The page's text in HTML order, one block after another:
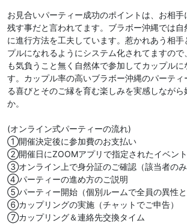
お見合いパーティー成功のポイントは、お相手
残す事だと言われてます。ブラボー沖縄では自
に進行方法を工夫しています。惹かれあう相手
プルになれるようにシステム化されてますの
も気負うこと無く自然体で参加してカップル
す。カップル率の高いブラボー沖縄のパーティ
る喜びとそのご縁を育む楽しみを実感しなが
か。
(オンライン式パーティーの流れ)
①開催決定後に参加費のお支払い
②開催日にZOOMアプリで指定されたイベン
③オンライン上で身分証のご確認（該当者のみ
④パーティーの進め方のご説明
⑤パーティー開始（個別ルームで全員の異性と
⑥カップリングの実施（チャットでご申告）
⑦カップリング＆連絡先交換タイム